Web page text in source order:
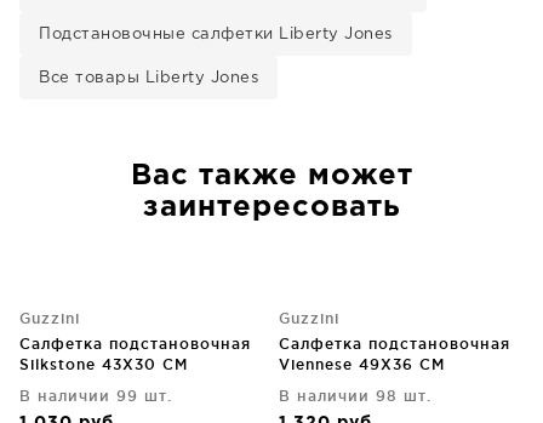
Подстановочные салфетки Liberty Jones
Все товары Liberty Jones
Вас также может
заинтересовать
Guzzini
Салфетка подстановочная
Silkstone 43X30 CM
В наличии 99 шт.
Guzzini
Салфетка подстановочная
Viennese 49X36 CM
В наличии 98 шт.